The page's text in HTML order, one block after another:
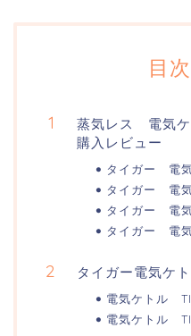
目次
蒸気レス 電気
購入レビュー
タイガー 電
タイガー 電
タイガー 電
タイガー 電
タイガー電気ケ
電気ケトル
電気ケトル